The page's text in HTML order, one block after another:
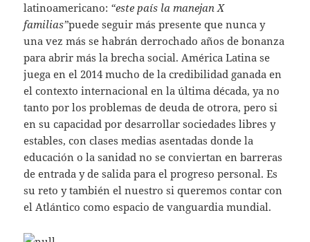
latinoamericano: “este país la manejan X
familias”puede seguir más presente que nunca y
una vez más se habrán derrochado años de bonanza
para abrir más la brecha social. América Latina se
juega en el 2014 mucho de la credibilidad ganada en
el contexto internacional en la última década, ya no
tanto por los problemas de deuda de otrora, pero si
en su capacidad por desarrollar sociedades libres y
estables, con clases medias asentadas donde la
educación o la sanidad no se conviertan en barreras
de entrada y de salida para el progreso personal. Es
su reto y también el nuestro si queremos contar con
el Atlántico como espacio de vanguardia mundial.